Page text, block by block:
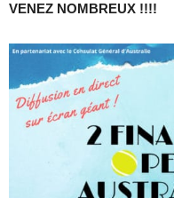
VENEZ NOMBREUX !!!!